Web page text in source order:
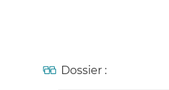
Dossier :